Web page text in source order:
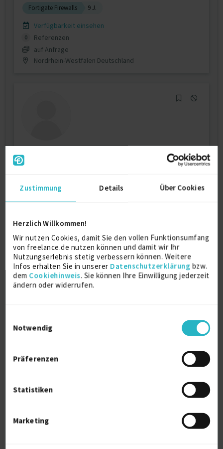
Zustimmung Details Über Cookies
Herzlich Willkommen!
Wir nutzen Cookies, damit Sie den vollen Funktionsumfang
von freelance.de nutzen können und damit wir Ihr
Nutzungserlebnis stetig verbessern können. Weitere
Infos erhalten Sie in unserer Datenschutzerklärung bzw.
dem Cookiehinweis. Sie können Ihre Einwilligung jederzeit
ändern oder widerrufen.
Notwendig
Präferenzen
Statistiken
Marketing
Fortigate Firewalls
9 J.
Verfügbarkeit einsehen
0
Referenzen
auf Anfrage
Nordrhein-Westfalen Deutschland
IT-Consulting
iOS 1st Level Support / UHD
Referenzen
auf Anfrage
Deutschland
Firewalls
2
Referenzen